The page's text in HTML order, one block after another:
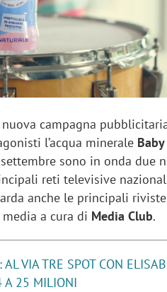
campagna
l’acqua minerale
sono in onda due
reti televisive
anche le principali
a cura di Media Club.
VIA TRE SPOT CON
A 25 MILIONI
Networking agli
startup Kicè punta
"spreco di relazioni"